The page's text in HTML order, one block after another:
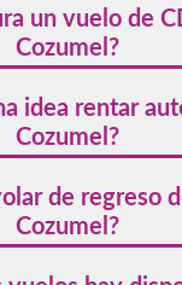
1,280 kilómetros
un vuelo de
Cozumel?
2 horasen vuelo
idea rentar
Cozumel?
menos accesibles.
buen estado y
de regreso
Cozumel?